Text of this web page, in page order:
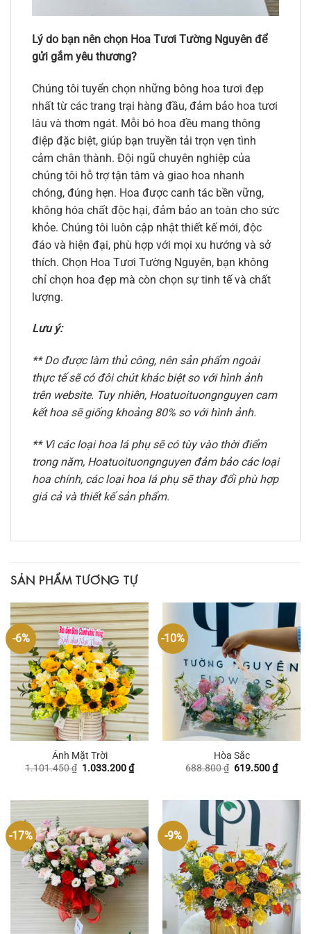
Lý do bạn nên chọn Hoa Tươi Tường Nguyên để
gửi gắm yêu thương?
Chúng tôi tuyển chọn những bông hoa tươi đẹp
nhất từ các trang trại hàng đầu, đảm bảo hoa tươi
lâu và thơm ngát. Mỗi bó hoa đều mang thông
điệp đặc biệt, giúp bạn truyền tải trọn vẹn tình
cảm chân thành. Đội ngũ chuyên nghiệp của
chúng tôi hỗ trợ tận tâm và giao hoa nhanh
chóng, đúng hẹn. Hoa được canh tác bền vững,
không hóa chất độc hại, đảm bảo an toàn cho sức
khỏe. Chúng tôi luôn cập nhật thiết kế mới, độc
đáo và hiện đại, phù hợp với mọi xu hướng và sở
thích. Chọn Hoa Tươi Tường Nguyên, bạn không
chỉ chọn hoa đẹp mà còn chọn sự tinh tế và chất
lượng.
Lưu ý:
** Do được làm thủ công, nên sản phẩm ngoài
thực tế sẽ có đôi chút khác biệt so với hình ảnh
trên website. Tuy nhiên, Hoatuoituongnguyen cam
kết hoa sẽ giống khoảng 80% so với hình ảnh.
** Vì các loại hoa lá phụ sẽ có tùy vào thời điểm
trong năm, Hoatuoituongnguyen đảm bảo các loại
hoa chính, các loại hoa lá phụ sẽ thay đổi phù hợp
giá cả và thiết kế sản phẩm.
SẢN PHẨM TƯƠNG TỰ
-6%
Ánh Mặt Trời
1.101.450₫ Giá
1.033.200₫Giá
hiện
1.033.200 ₫.
-10%
Hòa Sắc
688.800₫ Giá
619.500₫Giá
hiện
-17% -9%